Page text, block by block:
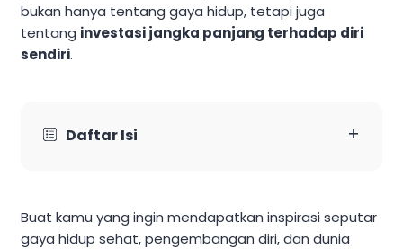
bukan hanya tentang gaya hidup, tetapi juga
tentang investasi jangka panjang terhadap diri
sendiri.
Daftar Isi +
Buat kamu yang ingin mendapatkan inspirasi seputar
gaya hidup sehat, pengembangan diri, dan dunia